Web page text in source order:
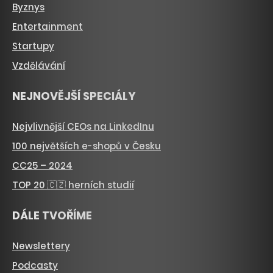
Byznys
Entertainment
Startupy
Vzdělávání
NEJNOVĚJŠÍ SPECIÁLY
Nejvlivnější CEOs na LinkedInu
100 největších e-shopů v Česku
CC25 – 2024
TOP 20 🇨🇿 herních studií
DÁLE TVOŘÍME
Newslettery
Podcasty